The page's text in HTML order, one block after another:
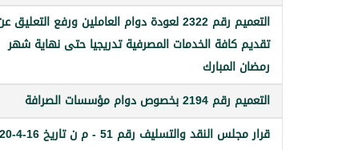
التعميم رقم 2322 لعودة دوام العاملين ورفع التعليق
تقديم كافة الخدمات المصرفية تدريجيا حتى نهاية شهر
رمضان المبارك
التعميم رقم 2194 بخصوص دوام مؤسسات الصرافة
قرار مجلس النقد والتسليف رقم 51 - م ن تاريخ 16-4-2020